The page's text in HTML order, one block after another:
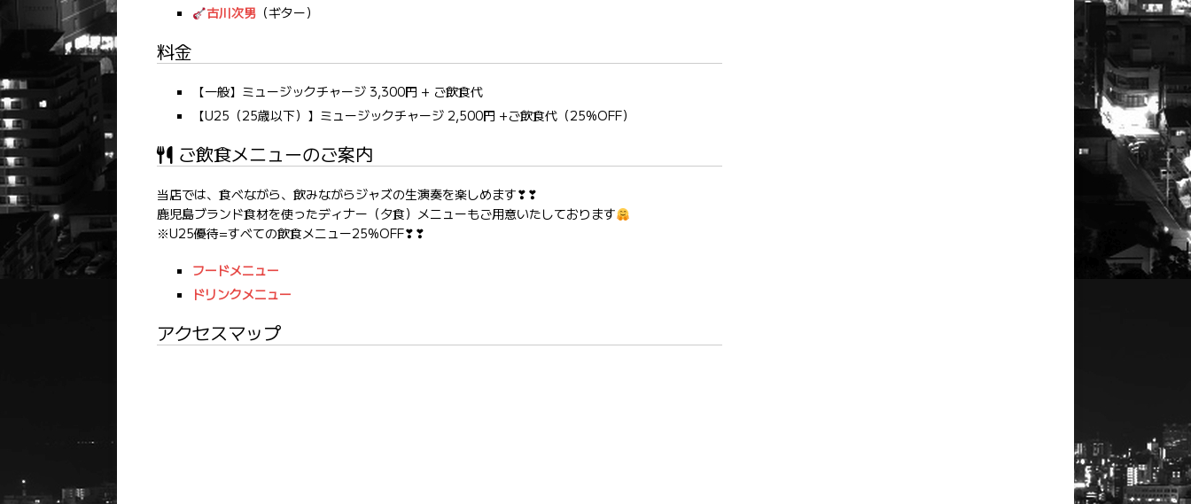
古川次男（ギター）
料金
【一般】ミュージックチャージ 3,300円 + ご飲食代
【U25（25歳以下）】ミュージックチャージ 2,500円 +ご飲食代（25%OFF）
ご飲食メニューのご案内
当店では、食べながら、飲みながらジャズの生演奏を楽しめます❣❣
鹿児島ブランド食材を使ったディナー（夕食）メニューもご用意いたしております
※U25優待=すべての飲食メニュー25%OFF❣❣
フードメニュー
ドリンクメニュー
アクセスマップ